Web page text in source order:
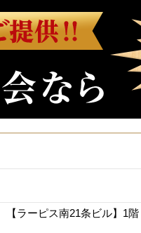
ラーピス南21条ビル】1階